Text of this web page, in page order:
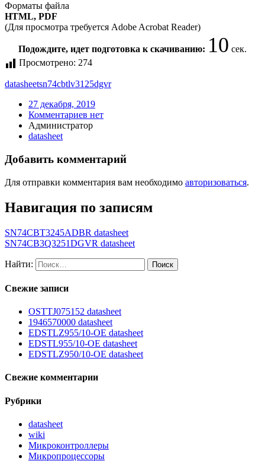
Форматы файла
HTML, PDF
(Для просмотра требуется Adobe Acrobat Reader)
Подождите, идет подготовка к скачиванию: 10 сек.
Просмотрено: 274
datasheetsn74cbtlv3125dgvr
27 декабря, 2019
Комментариев нет
Администратор
datasheet
Добавить комментарий
Для отправки комментария вам необходимо авторизоваться.
Навигация по записям
SN74CBT3245ADBR datasheet
SN74CB3Q3251DGVR datasheet
Найти:
Свежие записи
OSTTJ075152 datasheet
1946570000 datasheet
EDSTLZ955/10-OE datasheet
EDSTL955/10-OE datasheet
EDSTLZ950/10-OE datasheet
Свежие комментарии
Рубрики
datasheet
wiki
Микроконтроллеры
Микропроцессоры